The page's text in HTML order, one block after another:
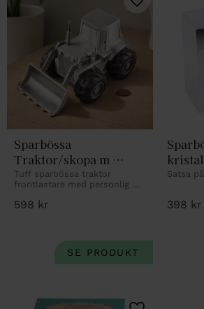
Sparbössa
Traktor/skopa m
gummihjul H8cm
tennfinish
Tuff sparbössa traktor
frontlastare med personlig
598 kr
Lägg till i
Satsa
398 kr